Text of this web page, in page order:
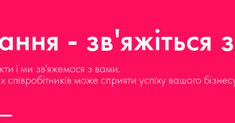
- зв'яжіться
і ми зв'яжемося з вами.
може сприяти успіху вашого